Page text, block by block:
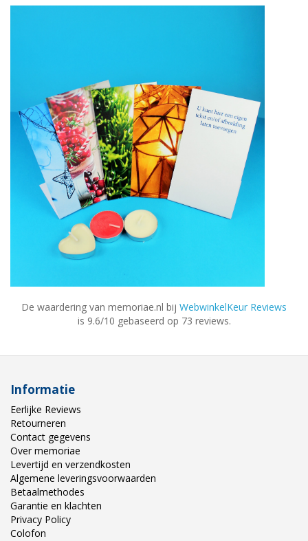
De waardering van memoriae.nl bij WebwinkelKeur Reviews
is 9.6/10 gebaseerd op 73 reviews.
Informatie
Eerlijke Reviews
Retourneren
Contact gegevens
Over memoriae
Levertijd en verzendkosten
Algemene leveringsvoorwaarden
Betaalmethodes
Garantie en klachten
Privacy Policy
Colofon